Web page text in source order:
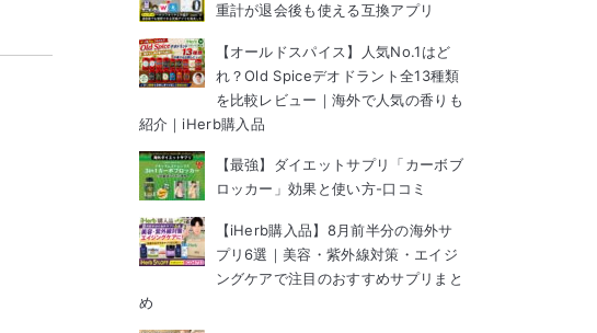
重計が退会後も使える互換アプリ
【オールドスパイス】人気No.1はど
れ？Old Spiceデオドラント全13種類
を比較レビュー｜海外で人気の香りも
紹介｜iHerb購入品
【最強】ダイエットサプリ「カーボブ
ロッカー」効果と使い方-口コミ
【iHerb購入品】8月前半分の海外サ
プリ6選｜美容・紫外線対策・エイジ
ングケアで注目のおすすめサプリまと
め